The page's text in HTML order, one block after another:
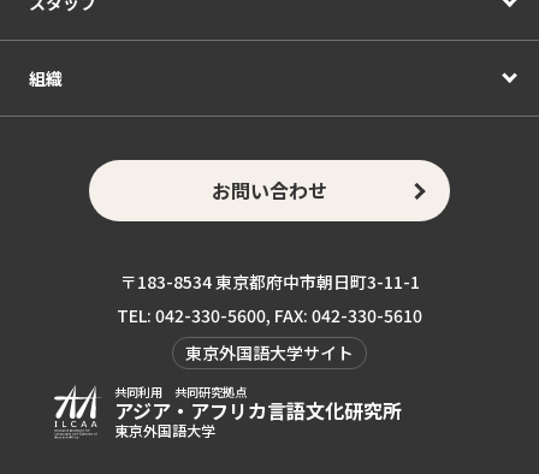
組織
お問い合わせ
〒183-8534 東京都府中市朝日町3-11-1
TEL: 042-330-5600, FAX: 042-330-5610
東京外国語大学サイト
共同利用 共同研究拠点
アジア・アフリカ言語文化研究所
東京外国語大学